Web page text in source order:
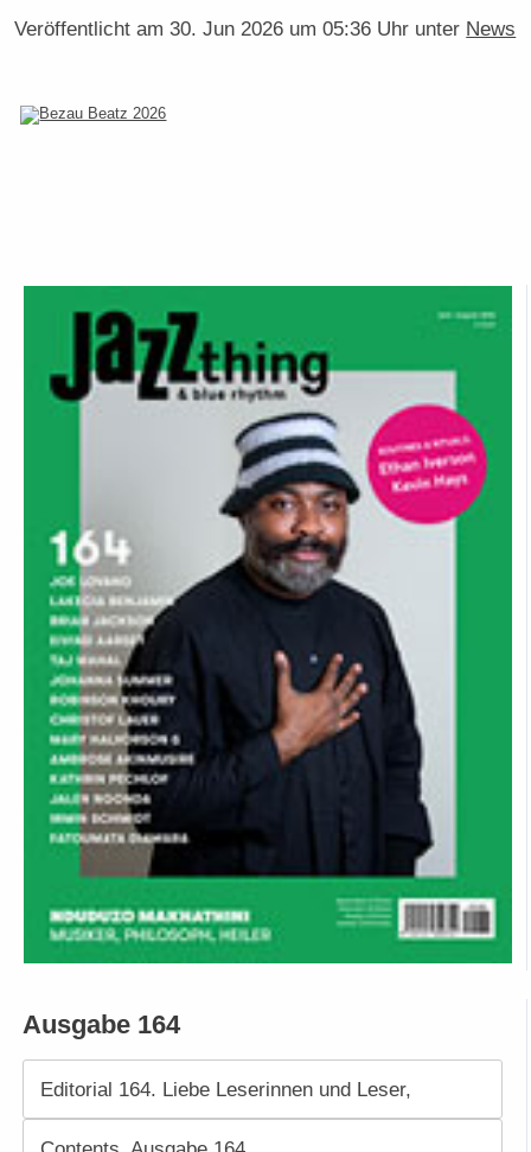
Veröffentlicht am30. Jun 2026 um 05:36 Uhr unter News
Ausgabe 164
Editorial 164. Liebe Leserinnen und Leser,